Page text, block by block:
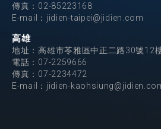
傳真：02-85223168
E-mail： jidien-taipei@jidien.com
高雄
地址：高雄市苓雅區中正二路30號12
電話： 07-2259666
傳真：07-2234472
E-mail： jidien-